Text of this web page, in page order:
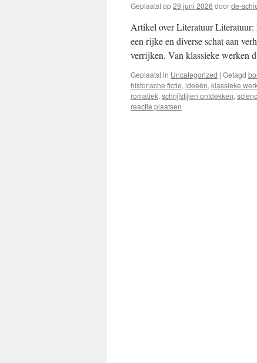
Geplaatst op29 juni 2026 doorde-
Artikel over Literatuur
een rijke en diverse schat aan
verrijken. Van klassieke werken
Geplaatst in Uncategorized | Getagd
historische fictie, ideeën, klassieke
romatiek, schrijfstijlen ontdekken,
reactie plaatsen